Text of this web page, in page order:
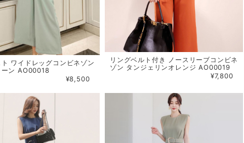
ワイドレッグコンビネゾン
ーン AO00018
¥8,500
リングベルト付き ノースリーブコンビネ
ゾン タンジェリンオレンジ AO00019
¥7,800